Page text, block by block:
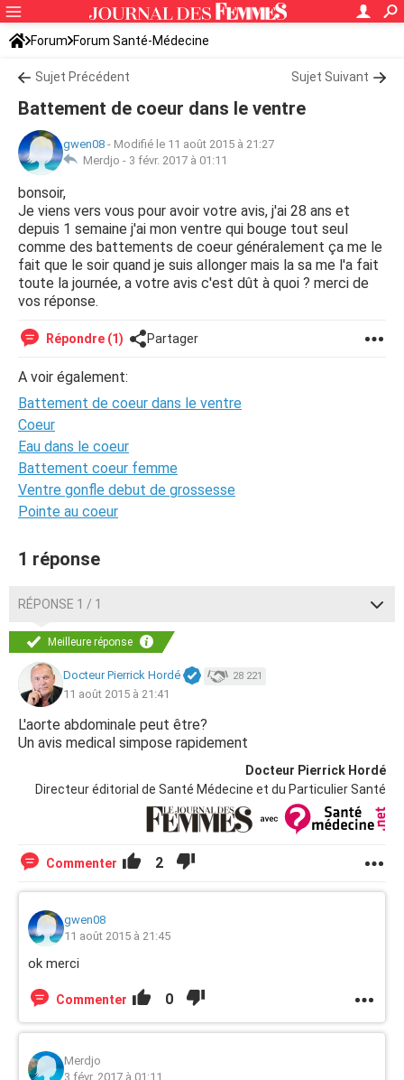
Forum Forum Santé-Médecine
Symptômes et maladies courantes
Sujet Précédent Sujet Suivant
Battement de coeur dans le ventre
gwen08 - Modifié le 11 août 2015 à 21:27
Merdjo - 3 févr. 2017 à 01:11
bonsoir,
Je viens vers vous pour avoir votre avis, j'ai 28 ans et
depuis 1 semaine j'ai mon ventre qui bouge tout seul
comme des battements de coeur généralement ça me le
fait que le soir quand je suis allonger mais la sa me l'a fait
toute la journée, a votre avis c'est dût à quoi ? merci de
vos réponse.
Répondre (1) Partager
A voir également:
Battement de coeur dans le ventre
Coeur
Eau dans le coeur
Battement coeur femme
Ventre gonfle debut de grossesse
Pointe au coeur
1 réponse
RÉPONSE 1 / 1
Meilleure réponse
Docteur Pierrick Hordé 28 221
11 août 2015 à 21:41
L'aorte abdominale peut être?
Un avis medical simpose rapidement
Docteur Pierrick Hordé
Directeur éditorial de Santé Médecine et du Particulier Santé
Commenter 2
gwen08
11 août 2015 à 21:45
ok merci
Commenter 0
Merdjo
3 févr. 2017 à 01:11